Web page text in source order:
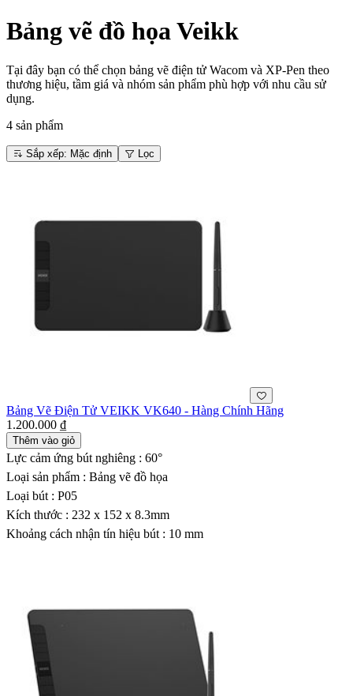
Bảng vẽ đồ họa Veikk
Tại đây bạn có thể chọn bảng vẽ điện tử Wacom và XP-Pen theo
thương hiệu, tầm giá và nhóm sản phẩm phù hợp với nhu cầu sử
dụng.
4 sản phẩm
Sắp xếp: Mặc định Lọc
Bảng Vẽ Điện Tử VEIKK VK640 - Hàng Chính Hãng
1.200.000 ₫
Thêm vào giỏ
Lực cảm ứng bút nghiêng : 60°
Loại sản phẩm : Bảng vẽ đồ họa
Loại bút : P05
Kích thước : 232 x 152 x 8.3mm
Khoảng cách nhận tín hiệu bút : 10 mm